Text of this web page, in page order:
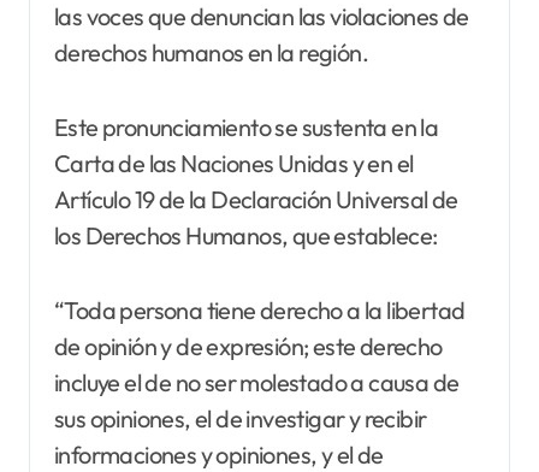
las voces que denuncian las violaciones de
derechos humanos en la región.
Este pronunciamiento se sustenta en la
Carta de las Naciones Unidas y en el
Artículo 19 de la Declaración Universal de
los Derechos Humanos, que establece:
“Toda persona tiene derecho a la libertad
de opinión y de expresión; este derecho
incluye el de no ser molestado a causa de
sus opiniones, el de investigar y recibir
informaciones y opiniones, y el de